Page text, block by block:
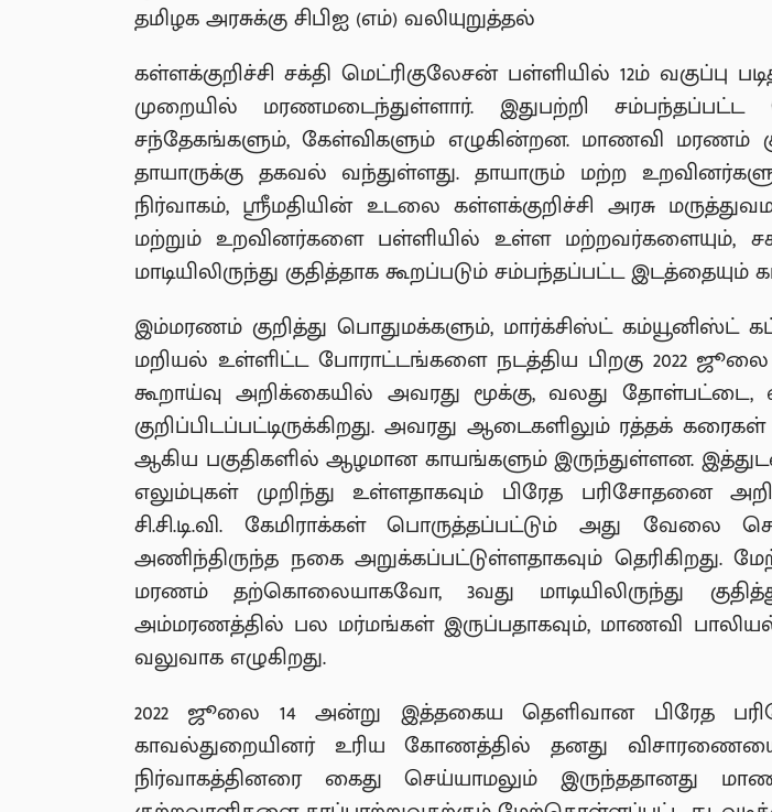
தமிழக அரசுக்கு சிபிஐ (எம்) வலியுறுத்தல்
கள்ளக்குறிச்சி சக்தி மெட்ரிகுலேசன் பள்ளியில் 12ம் வகுப்பு
முறையில் மரணமடைந்துள்ளார். இதுபற்றி
சந்தேகங்களும், கேள்விகளும் எழுகின்றன. மாணவி மரணம்
தாயாருக்கு தகவல் வந்துள்ளது. தாயாரும் மற்ற
நிர்வாகம், ஸ்ரீமதியின் உடலை கள்ளக்குறிச்சி அரசு
மற்றும் உறவினர்களை பள்ளியில் உள்ள மற்றவர்களையும்,
மாடியிலிருந்து குதித்தாக கூறப்படும் சம்பந்தப்பட்ட
இம்மரணம் குறித்து பொதுமக்களும், மார்க்சிஸ்ட் கம்யூனிஸ்ட்
மறியல் உள்ளிட்ட போராட்டங்களை நடத்திய பிறகு 2022
கூறாய்வு அறிக்கையில் அவரது மூக்கு, வலது
குறிப்பிடப்பட்டிருக்கிறது. அவரது ஆடைகளிலும் ரத்தக்
ஆகிய பகுதிகளில் ஆழமான காயங்களும் இருந்துள்ளன.
எலும்புகள் முறிந்து உள்ளதாகவும் பிரேத பரிசோதனை
சி.சி.டி.வி. கேமிராக்கள் பொருத்தப்பட்டும் அது
அணிந்திருந்த நகை அறுக்கப்பட்டுள்ளதாகவும்
மரணம் தற்கொலையாகவோ, 3வது மாடியிலிருந்து
அம்மரணத்தில் பல மர்மங்கள் இருப்பதாகவும், மாணவி
வலுவாக எழுகிறது.
2022 ஜூலை 14 அன்று இத்தகைய தெளிவான பிரேத
காவல்துறையினர் உரிய கோணத்தில் தனது
நிர்வாகத்தினரை கைது செய்யாமலும் இருந்ததானது